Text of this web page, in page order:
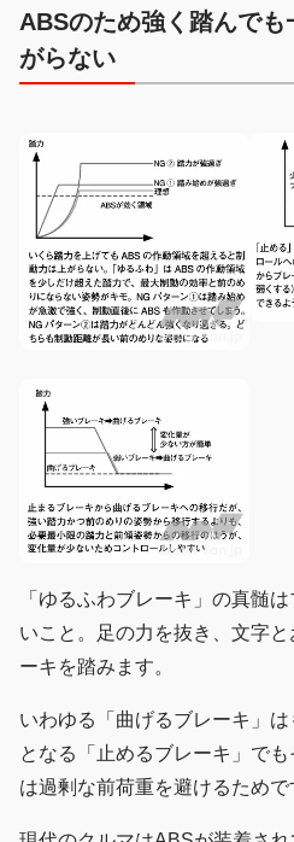
ABSのため強く踏んで
がらない
「ゆるふわブレーキ」の真髄
いこと。足の力を抜き、文字
ーキを踏みます。
いわゆる「曲げるブレーキ」
となる「止めるブレーキ」で
は過剰な前荷重を避けるためで